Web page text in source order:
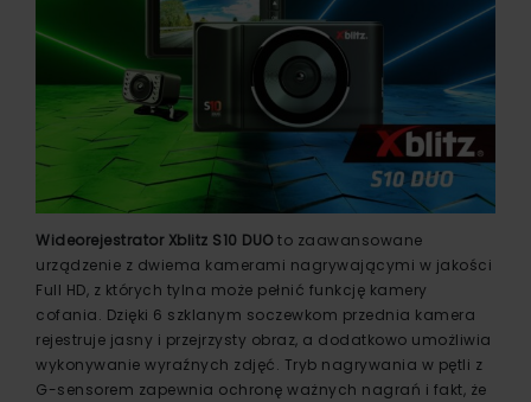
Wideorejestrator Xblitz S10 DUO to zaawansowane
urządzenie z dwiema kamerami nagrywającymi w jakości
Full HD, z których tylna może pełnić funkcję kamery
cofania. Dzięki 6 szklanym soczewkom przednia kamera
rejestruje jasny i przejrzysty obraz, a dodatkowo umożliwia
wykonywanie wyraźnych zdjęć. Tryb nagrywania w pętli z
G-sensorem zapewnia ochronę ważnych nagrań i fakt, że